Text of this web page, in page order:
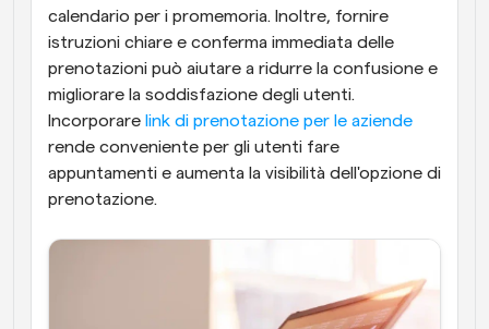
calendario per i promemoria. Inoltre, fornire
istruzioni chiare e conferma immediata delle
prenotazioni può aiutare a ridurre la confusione e
migliorare la soddisfazione degli utenti.
Incorporare
rende conveniente per gli utenti fare
appuntamenti e aumenta la visibilità dell'opzione di
prenotazione.